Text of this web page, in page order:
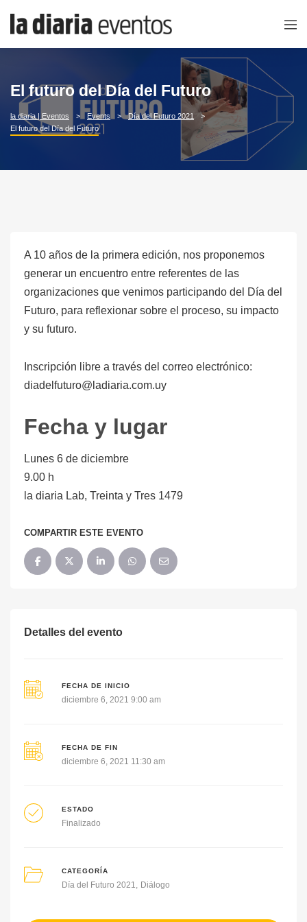
El futuro del Día del Futuro
la diaria | Eventos Events
Día del Futuro 2021
El futuro del Día del Futuro
A 10 años de la primera edición, nos proponemos
generar un encuentro entre referentes de las
organizaciones que venimos participando del Día del
Futuro, para reflexionar sobre el proceso, su impacto
y su futuro.
Inscripción libre a través del correo electrónico:
diadelfuturo@ladiaria.com.uy
Fecha y lugar
Lunes 6 de diciembre
9.00 h
la diaria Lab, Treinta y Tres 1479
COMPARTIR ESTE EVENTO
Detalles del evento
FECHA DE INICIO
diciembre 6, 2021 9:00 am
FECHA DE FIN
diciembre 6, 2021 11:30 am
ESTADO
Finalizado
CATEGORÍA
Día del Futuro 2021 Diálogo